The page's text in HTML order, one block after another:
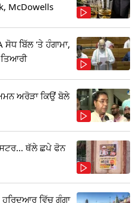
McDowells
ਸੋਧ ਬਿੱਲ 'ਤੇ ਹੰਗਾਮਾ,
ਅਰੋੜਾ ਕਿਉਂ ਬੋਲੇ
ਥੱਲੇ ਛਪੇ ਫੋਨ
ਹਰਿਦੁਆਰ ਵਿੱਚ ਗੰਗਾ